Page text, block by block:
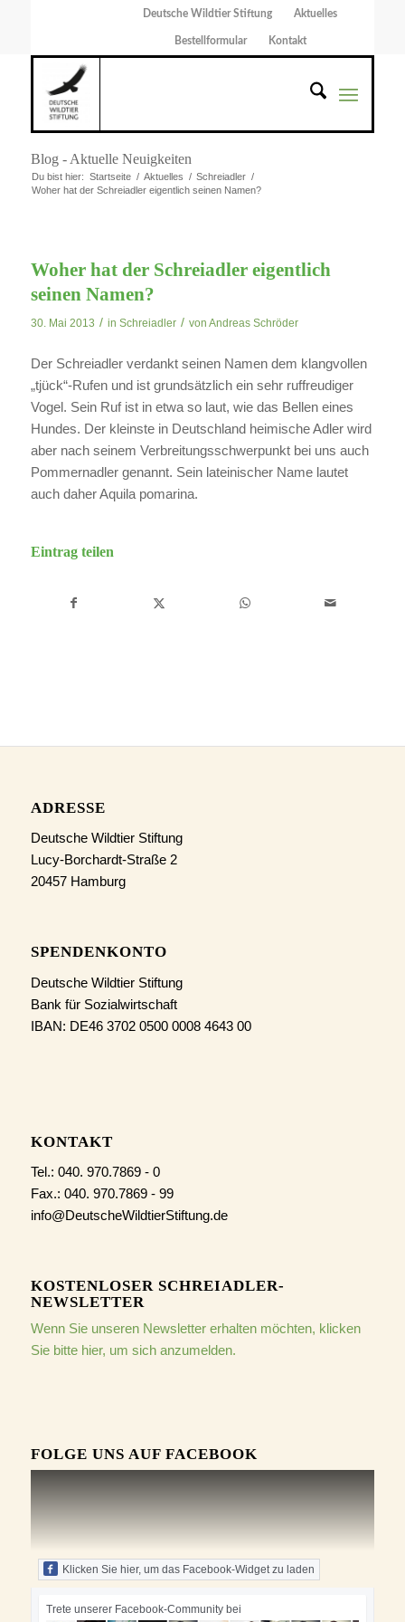
Deutsche Wildtier Stiftung Aktuelles
Bestellformular Kontakt
Blog - Aktuelle Neuigkeiten
Du bist hier: Startseite / Aktuelles / Schreiadler /
Woher hat der Schreiadler eigentlich seinen Namen?
Woher hat der Schreiadler eigentlich
seinen Namen?
30. Mai 2013 / in Schreiadler / von Andreas Schröder
Der Schreiadler verdankt seinen Namen dem klangvollen
„tjück“-Rufen und ist grundsätzlich ein sehr ruffreudiger
Vogel. Sein Ruf ist in etwa so laut, wie das Bellen eines
Hundes. Der kleinste in Deutschland heimische Adler wird
aber nach seinem Verbreitungsschwerpunkt bei uns auch
Pommernadler genannt. Sein lateinischer Name lautet
auch daher Aquila pomarina.
Eintrag teilen
ADRESSE
Deutsche Wildtier Stiftung
Lucy-Borchardt-Straße 2
20457 Hamburg
SPENDENKONTO
Deutsche Wildtier Stiftung
Bank für Sozialwirtschaft
IBAN: DE46 3702 0500 0008 4643 00
KONTAKT
Tel.: 040. 970.7869 - 0
Fax.: 040. 970.7869 - 99
info@DeutscheWildtierStiftung.de
KOSTENLOSER SCHREIADLER-
NEWSLETTER
Wenn Sie unseren Newsletter erhalten möchten, klicken
Sie bitte hier, um sich anzumelden.
FOLGE UNS AUF FACEBOOK
Klicken Sie hier, um das Facebook-Widget zu laden
Trete unserer Facebook-Community bei